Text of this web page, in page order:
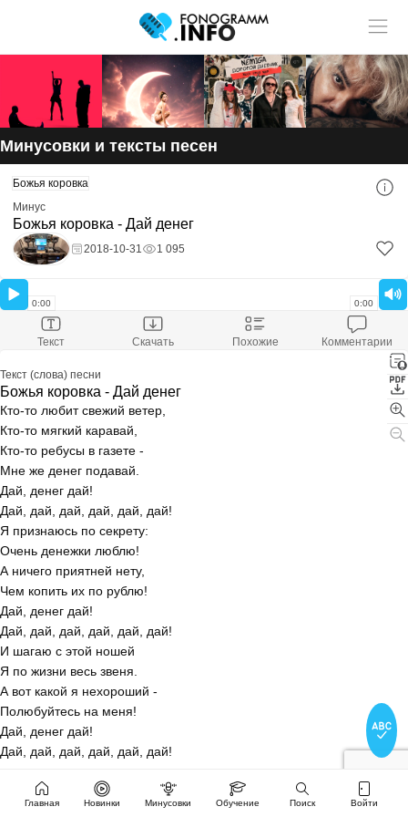
Главная Новинки Минусовки Обучение Поиск Войти
твои ученики!
Размещай
статьи и видео в разделе "Обучение"
Минусовки и тексты песен
Божья коровка
Минус
Божья коровка - Дай денег
2018-10-31 1 095
0:00 0:00
Текст Скачать Похожие Комментарии
Текст (слова) песни
Божья коровка - Дай денег
Кто-то любит свежий ветер,
Кто-то мягкий каравай,
Кто-то ребусы в газете -
Мне же денег подавай.
Дай, денег дай!
Дай, дай, дай, дай, дай, дай!
Я признаюсь по секрету:
Очень денежки люблю!
А ничего приятней нету,
Чем копить их по рублю!
Дай, денег дай!
Дай, дай, дай, дай, дай, дай!
И шагаю с этой ношей
Я по жизни весь звеня.
А вот какой я нехороший -
Полюбуйтесь на меня!
Дай, денег дай!
Дай, дай, дай, дай, дай, дай!
Скачать минусовку
Божья коровка - Дай денег
Скачали: 29
Размер файла:
Расширение файла:mp3
Скачать минус